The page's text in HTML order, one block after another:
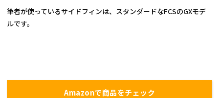
筆者が使っているサイドフィンは、スタンダードなFCSのGXモデ
ルです。
Amazonで商品をチェック